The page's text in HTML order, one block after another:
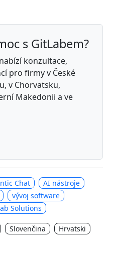
s GitLabem?
konzultace,
pro firmy v České
v Chorvatsku,
Makedonii a ve
Chat
AI nástroje
vývoj software
Solutions
Slovenčina
Hrvatski